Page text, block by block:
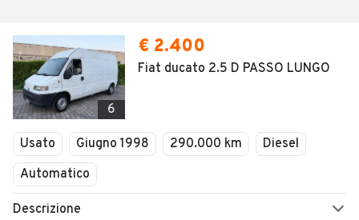
6
€ 2.400
Fiat ducato 2.5 D PASSO LUNGO
Usato Giugno 1998 290.000 km
Diesel
Automatico
Descrizione